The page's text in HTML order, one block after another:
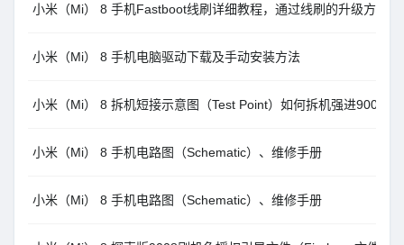
小米（Mi） 8 手机Fastboot线刷详细教程，通过线刷的升级方法
小米（Mi） 8 手机电脑驱动下载及手动安装方法
小米（Mi） 8 拆机短接示意图（Test Point）如何拆机强进9008刷
小米（Mi） 8 手机电路图（Schematic）、维修手册
小米（Mi） 8 手机电路图（Schematic）、维修手册